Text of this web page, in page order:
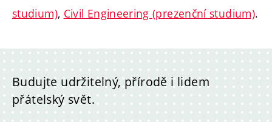
studium), Civil Engineering (prezenční studium).
Budujte udržitelný, přírodě i lidem
přátelský svět.